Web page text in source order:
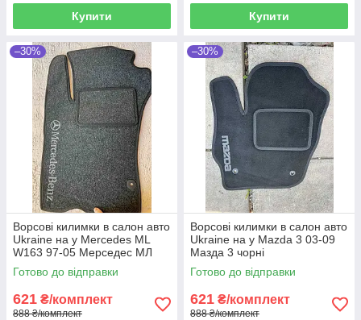
Купити Купити
–30%
Ворсові килимки в салон авто
Ukraine на у Mercedes ML
W163 97-05 Мерседес МЛ
чорні
Готово до відправки
621 ₴/комплект
888 ₴/комплект
–30%
Ворсові килимки в салон авто
Ukraine на у Mazda 3 03-09
Мазда 3 чорні
Готово до відправки
621 ₴/комплект
888 ₴/комплект